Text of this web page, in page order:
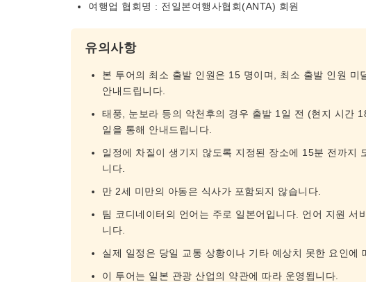
여행업 협회명 : 전일본여행사협회(ANTA) 회원
유의사항
본 투어의 최소 출발 인원은 15 명이며, 최소 출발 인원
안내드립니다.
태풍, 눈보라 등의 악천후의 경우 출발 1일 전 (현지 시간
일을 통해 안내드립니다.
일정에 차질이 생기지 않도록 지정된 장소에 15분 전까지
니다.
만 2세 미만의 아동은 식사가 포함되지 않습니다.
팀 코디네이터의 언어는 주로 일본어입니다. 언어 지원
니다.
실제 일정은 당일 교통 상황이나 기타 예상치 못한 요인에
이 투어는 일본 관광 산업의 약관에 따라 운영됩니다.